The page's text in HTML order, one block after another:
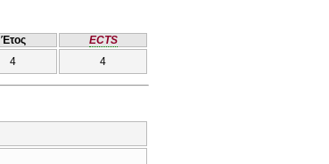
Έτος
ECTS
4 4